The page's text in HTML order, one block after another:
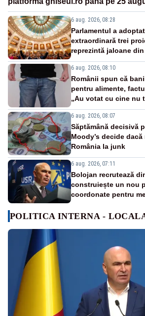
6 aug. 2026, 08:28
Parlamentul a
extraordinară trei
reprezintă jaloane din
6 aug. 2026, 08:10
Românii spun că
pentru alimente,
„Au votat cu cine nu
6 aug. 2026, 08:07
Săptămână decisivă
Moody’s decide
România la junk
6 aug. 2026, 07:11
Bolojan recrutează
construiește un nou
coordonate pentru
POLITICA INTERNA -